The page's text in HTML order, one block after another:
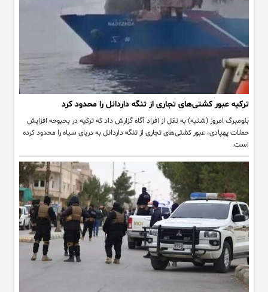
ترکیه عبور کشتی‌های تجاری از تنگه داردانل را محدود کرد
بلومبرگ امروز (شنبه) به نقل از افراد آگاه گزارش داد که ترکیه در بحبوحه افزایش
حملات پهپادی، عبور کشتی‌های تجاری از تنگه داردانل به دریای سیاه را محدود کرده
است.